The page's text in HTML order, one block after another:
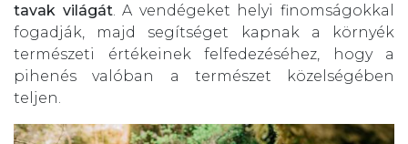
tavak világát. A vendégeket helyi finomságokkal
fogadják, majd segítséget kapnak a környék
természeti értékeinek felfedezéséhez, hogy a
pihenés valóban a természet közelségében
teljen.